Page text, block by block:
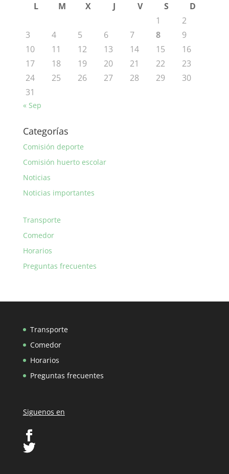
L M X J V S
D
1
2
3
4 5 6 7 8
9
10
11 12 13 14 15
16
17
18 19 20 21 22
23
24
25 26 27 28 29
30
31
« Sep
Categorías
Comisión deporte
Comisión huerto escolar
Noticias
Noticias importantes
Transporte
Comedor
Horarios
Preguntas frecuentes
Transporte
Comedor
Horarios
Preguntas frecuentes
Siguenos en